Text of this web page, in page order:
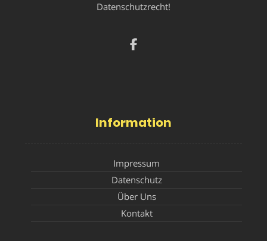
Datenschutzrecht!
Information
Impressum
Datenschutz
Über Uns
Kontakt